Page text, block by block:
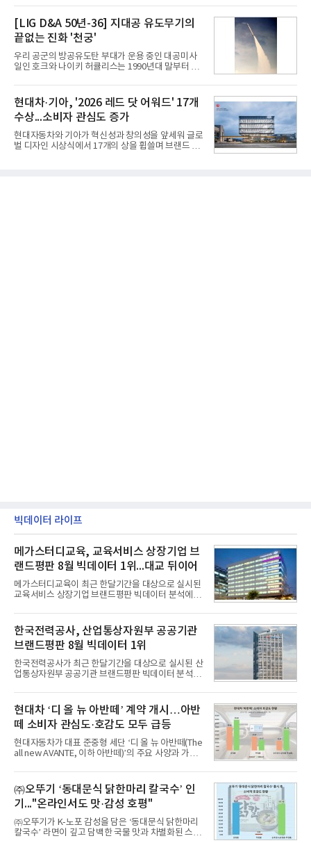
따른 기저효과가 실
인해주는 프로모션이다.대상 제품은 65·77·83형 올
레드, 75·86·100형 마이크로 RGB, 75·86형 미니
RGB 등 거실용 TV로 인기가 높은 베스트셀러 TV 20
개 모델이며, 동시 구독 계약 시 스탠바이미2(모델명
27LX6TPGA) 구독료를 50% 할인 받을 수 있다. 프로
모션 대상 모델과 혜택, 구독료 등 프로모션 세부 사항
은 베스트샵 판매 매니저에게 문의하면 자세히 안내
등으로 이전
[LIG D&A 50년-36] 지대공 유도무기의
끝없는 진화 '천궁'
우리 공군의 방공유도탄 부대가 운용 중인 대공미사
일인 호크와 나이키 허큘리스는 1990년대 말부터 성
기존 미사일체계를 대체할 중고도 및 중거리 대공미
사일을 개발하기로 결정했다.처음 KM-SAM 사업으로
불린 이 사업의 명칭은 호크(Iron Hawk, 철매)를 대체
한다는 의미에서 ‘철매Ⅱ’ 로 정해졌다. 철매Ⅱ 개발
사업은 미사일체계 완성 후인 2011년 ‘천궁(天弓)’으
로 다시 장비명이 바뀌었다. 17개 업체와 관련 기관이
참여한 가운데 LIG 넥스원은 탐색 개발에서 체계개발
현대차·기아, '2026 레드 닷 어워드' 17개
수상...소비자 관심도 증가
현대자동차와 기아가 혁신성과 창의성을 앞세워 글로
벌 디자인 시상식에서 17개의 상을 휩쓸며 브랜드 경
빅데이터 라이프
메가스터디교육, 교육서비스 상장기업 브
랜드평판 8월 빅데이터 1위...대교 뒤이어
메가스터디교육이 최근 한달기간을 대상으로 실시된
교육서비스 상장기업 브랜드평판 빅데이터 분석에서
일 한국기업평판연구소(소장 구창환)는 국내 교육서
비스 상장기업 브랜드를 대상으로 지난 7월 7일부터
8월 7일까지 수집된 소비자 빅데이터 10,074,233건
을 분석한 결과, 메가스터디교육이 브랜드평판지수
1,710,926을 기록하며 8월 1위에 올랐다고 밝혔다.
분석에 활용된 빅데이터는 지난 7월(9,491,206건) 대
비 6.14% 증가한 수치로, 교육서비스 상장기업 브랜
디교육, 대교, 디지
한국전력공사, 산업통상자원부 공공기관
브랜드평판 8월 빅데이터 1위
한국전력공사가 최근 한달기간을 대상으로 실시된 산
업통상자원부 공공기관 브랜드평판 빅데이터 분석에
이 순으로 뒤를 이었다.7일 한국기업평판연구소(소장
구창환)는 산업통상자원부 공공기관 41개 브랜드를
대상으로 지난 7월 7일부터 8월 7일까지 수집된 소비
자 빅데이터 91,102,549건을 분석한 결과, 한국전력
공사가 브랜드평판지수 10,670,633을 기록하며 8월
1위에 올랐다고 밝혔다. 분석에 활용된 빅데이터는 지
난 7월(88,893,823건) 대비 2.48% 증가한 수치다.연
수력원자력, 한국석
현대차 ‘디 올 뉴 아반떼’ 계약 개시…아반
떼 소비자 관심도·호감도 모두 급등
현대자동차가 대표 준중형 세단 ‘디 올 뉴 아반떼(The
all new AVANTE, 이하 아반떼)’의 주요 사양과 가격
떼는 6년 만에 선보이는 8세대 완전변경 모델로, ▲정
교한 선과 면을 중심으로 완성한 파격적인 디자인 ▲
과거 중형 세단 수준으로 확대된 차체 제원 ▲글로벌
최고 수준의 안전성 ▲성능과 효율을 동시에 높인 주
행 완성도 ▲첨단 편의 및 디지털 사양 적용 등을 통해
글로벌 준중형 세단의 새로운 기준을 세웠다.아반떼
는 가솔린 2.0과 1.6 하이브리드 두 가지 파워트레인
㈜오뚜기 ‘동대문식 닭한마리 칼국수’ 인
기..."온라인서도 맛·감성 호평"
㈜오뚜기가 K-노포 감성을 담은 ‘동대문식 닭한마리
칼국수’ 라면이 깊고 담백한 국물 맛과 차별화된 스토